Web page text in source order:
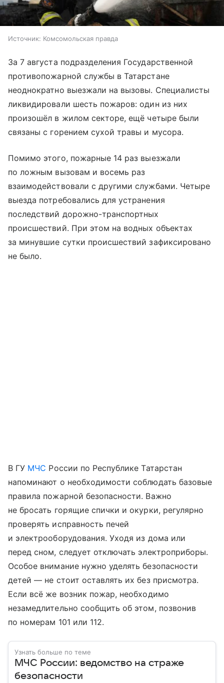
Источник: Комсомольская правда
За 7 августа подразделения Государственной
противопожарной службы в Татарстане
неоднократно выезжали на вызовы. Специалисты
ликвидировали шесть пожаров: один из них
произошёл в жилом секторе, ещё четыре были
связаны с горением сухой травы и мусора.
Помимо этого, пожарные 14 раз выезжали
по ложным вызовам и восемь раз
взаимодействовали с другими службами. Четыре
выезда потребовались для устранения
последствий дорожно-транспортных
происшествий. При этом на водных объектах
за минувшие сутки происшествий зафиксировано
не было.
В ГУ МЧС России по Республике Татарстан
напоминают о необходимости соблюдать базовые
правила пожарной безопасности. Важно
не бросать горящие спички и окурки, регулярно
проверять исправность печей
и электрооборудования. Уходя из дома или
перед сном, следует отключать электроприборы.
Особое внимание нужно уделять безопасности
детей — не стоит оставлять их без присмотра.
Если всё же возник пожар, необходимо
незамедлительно сообщить об этом, позвонив
по номерам 101 или 112.
Узнать больше по теме
МЧС России: ведомство на страже
безопасности